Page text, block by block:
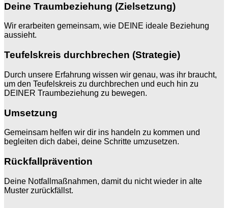
Deine Traumbeziehung (Zielsetzung)
Wir erarbeiten gemeinsam, wie DEINE ideale Beziehung
aussieht.
Teufelskreis durchbrechen (Strategie)
Durch unsere Erfahrung wissen wir genau, was ihr braucht,
um den Teufelskreis zu durchbrechen und euch hin zu
DEINER Traumbeziehung zu bewegen.
Umsetzung
Gemeinsam helfen wir dir ins handeln zu kommen und
begleiten dich dabei, deine Schritte umzusetzen.
Rückfallprävention
Deine Notfallmaßnahmen, damit du nicht wieder in alte
Muster zurückfällst.